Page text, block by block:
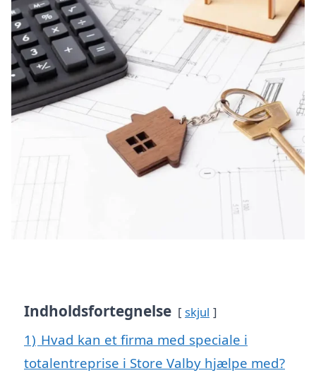
Indholdsfortegnelse skjul
1) Hvad kan et firma med speciale i
totalentreprise i Store Valby hjælpe med?